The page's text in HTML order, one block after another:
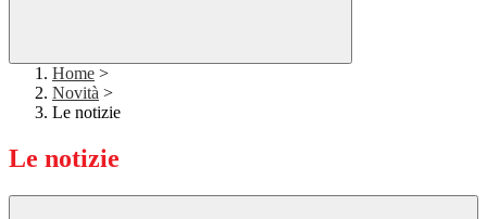
Home >
Novità >
Le notizie
Le notizie